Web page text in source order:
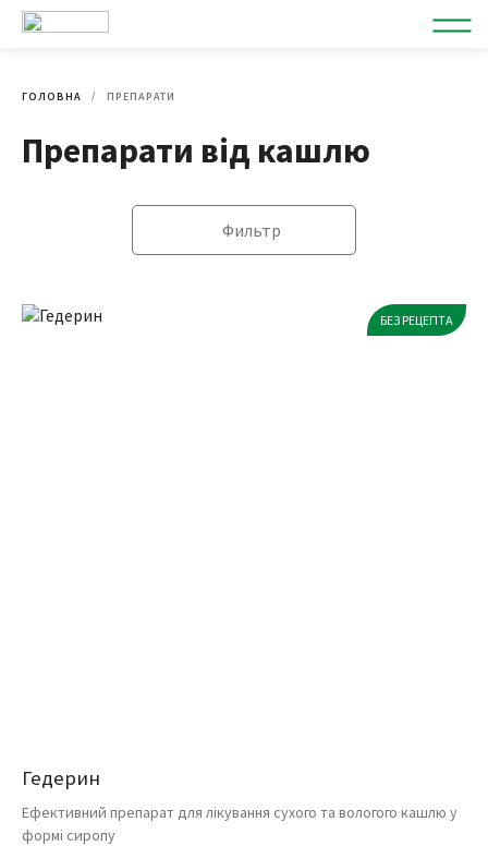
ГОЛОВНА ПРЕПАРАТИ
Препарати від кашлю
Фильтр
БЕЗ РЕЦЕПТА
Гедерин
Ефективний препарат для лікування сухого та вологого кашлю у
формі сиропу